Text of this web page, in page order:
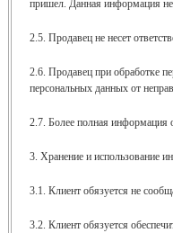
пришел. Данная информация не
2.5. Продавец не несет
2.6. Продавец при обработке
персональных данных от
2.7. Более полная информация
3. Хранение и использование
3.1. Клиент обязуется не
3.2. Клиент обязуется